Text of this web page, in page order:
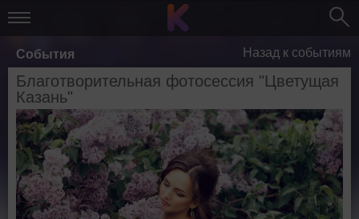
События Назад к событиям
Благотворительная фотосессия "Цветущая
Казань"